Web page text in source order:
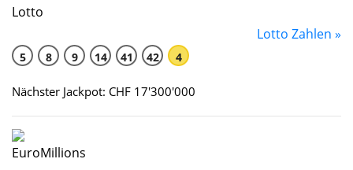
Lotto Zahlen »
5 8 9 14 41 42 4
Nächster Jackpot: CHF 17'300'000